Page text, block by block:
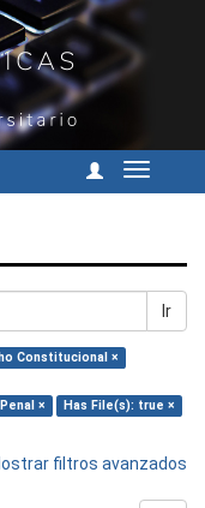
Cambiar
Ir
Constitucional ×
×
Has File(s): true ×
filtros avanzados